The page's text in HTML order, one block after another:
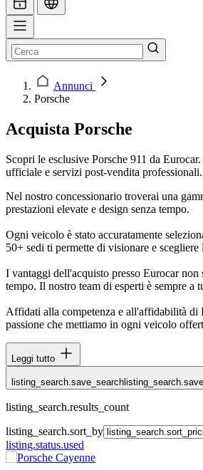
Annunci
Porsche
Acquista Porsche
Scopri le esclusive Porsche 911 da
ufficiale e servizi post-vendita professionali.
Nel nostro concessionario troverai una
prestazioni elevate e design senza tempo.
Ogni veicolo è stato accuratamente
50+ sedi ti permette di visionare e
I vantaggi dell'acquisto presso Eurocar
tempo. Il nostro team di esperti è sempre
Affidati alla competenza e all'affidabilità di
passione che mettiamo in ogni veicolo
Leggi tutto
listing_search.save_search
listing_search.results_count
listing_search.sort_by
listing.status.used